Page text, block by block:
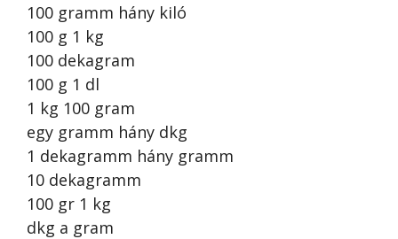
100 gramm hány kiló
100 g 1 kg
100 dekagram
100 g 1 dl
1 kg 100 gram
egy gramm hány dkg
1 dekagramm hány gramm
10 dekagramm
100 gr 1 kg
dkg a gram